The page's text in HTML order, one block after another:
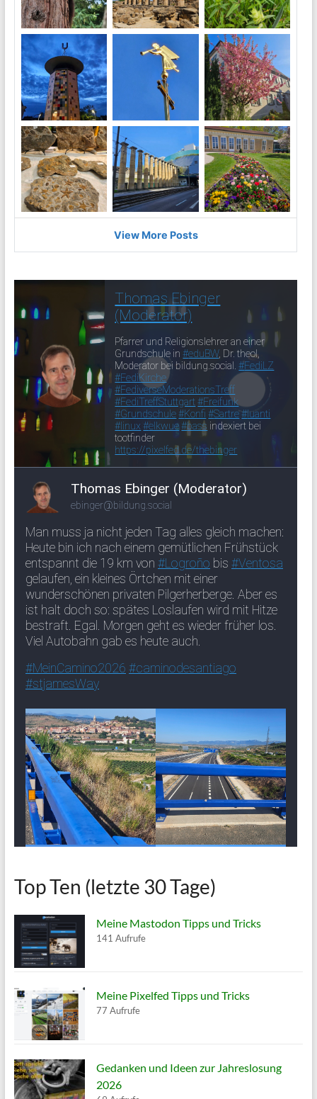
Top Ten (letzte 30 Tage)
Meine Mastodon Tipps und Tricks
141 Aufrufe
Meine Pixelfed Tipps und Tricks
77 Aufrufe
Gedanken und Ideen zur Jahreslosung
2026